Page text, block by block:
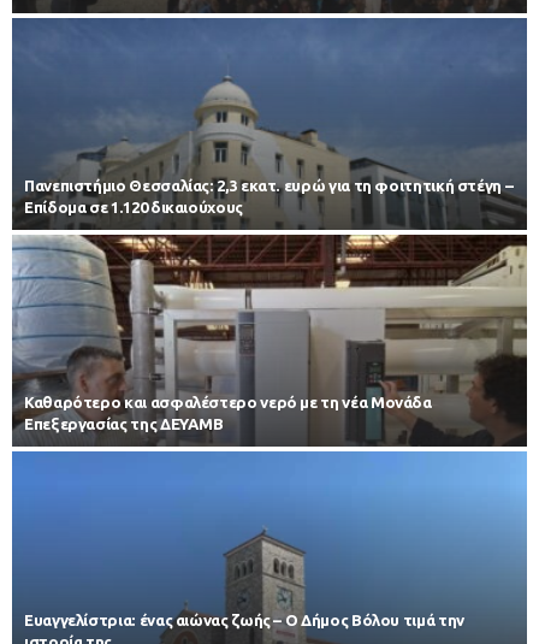
Πανεπιστήμιο Θεσσαλίας: 2,3 εκατ. ευρώ για τη φοιτητική στέγη –
Επίδομα σε 1.120 δικαιούχους
Καθαρότερο και ασφαλέστερο νερό με τη νέα Μονάδα
Επεξεργασίας της ΔΕΥΑΜΒ
Ευαγγελίστρια: ένας αιώνας ζωής – Ο Δήμος Βόλου τιμά την